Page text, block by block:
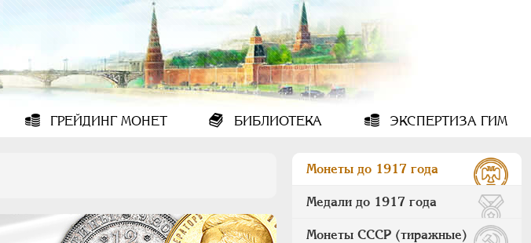
ГРЕЙДИНГМОНЕТ БИБЛИОТЕКА ЭКСПЕРТИЗА ГИМ
Монеты до 1917 года
Медали до 1917 года
Монеты СССР (тиражные)